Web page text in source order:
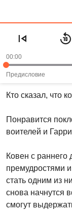
основному
контенту
Рекомендуем
Кто сказал, что
Понравится
воителей и
Ковен с раннего
премудростями
стать одним из
снова начнутся
смогут
00:00
Предисловие